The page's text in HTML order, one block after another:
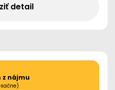
detail
z nájmu